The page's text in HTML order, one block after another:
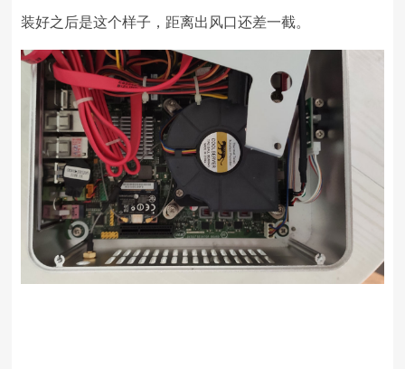
装好之后是这个样子，距离出风口还差一截。